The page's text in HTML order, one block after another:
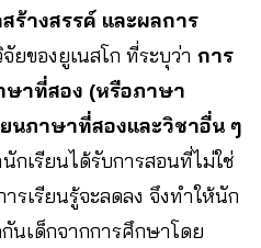
ร้างสรรค์ และผลการ
ยของยูเนสโก ที่ระบุว่า การ
าที่สอง (หรือภาษา
นภาษาที่สองและวิชาอื่น ๆ
กเรียนได้รับการสอนที่ไม่ใช่
รเรียนรู้จะลดลง จึงทำให้นัก
นเด็กจากการศึกษาโดย